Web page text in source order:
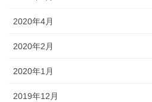
2020年4月
2020年2月
2020年1月
2019年12月